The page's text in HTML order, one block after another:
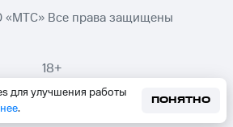
для улучшения работы
.
ПОНЯТНО
Все права защищены
18+